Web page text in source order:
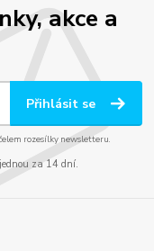
akce a
Přihlásit se
rozesílky newsletteru.
za 14 dní.